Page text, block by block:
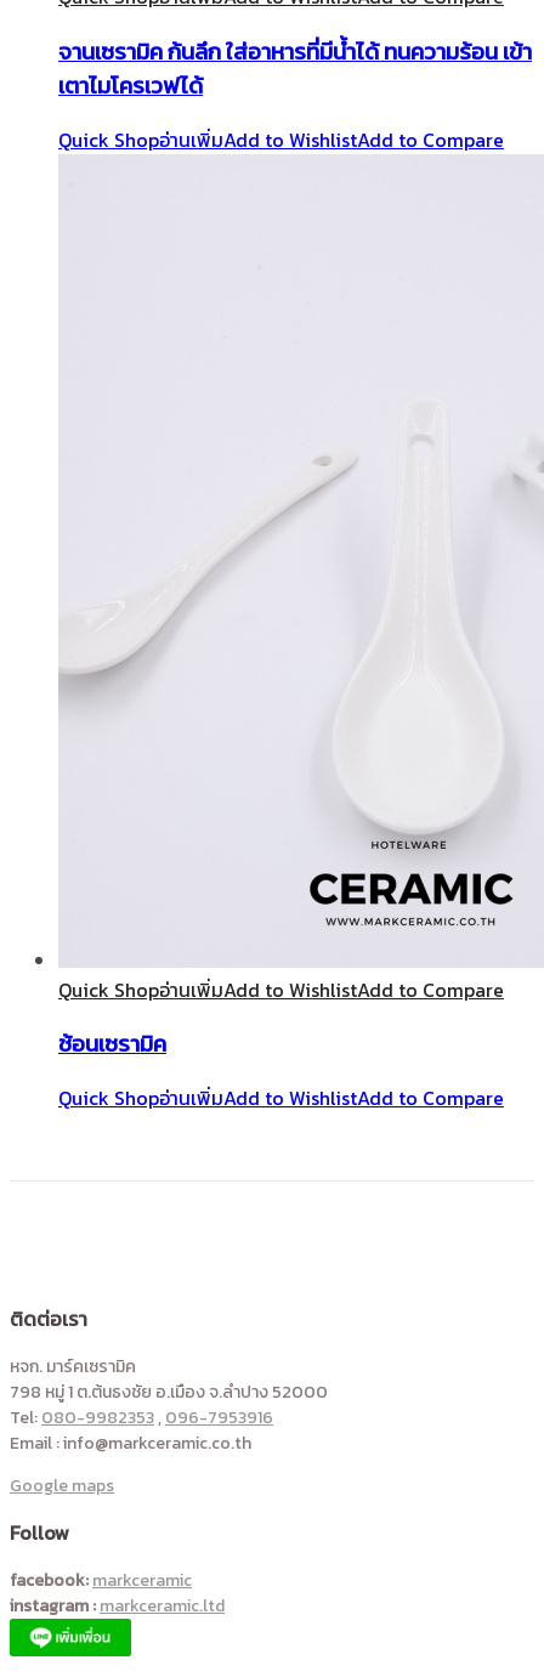
จานเซรามิค ก้นลึก ใส่อาหารที่มีน้ำได้ ทนความร้อน เข้า
เตาไมโครเวฟได้
Quick Shopอ่านเพิ่มAdd to WishlistAdd to Compare
Quick Shopอ่านเพิ่มAdd to WishlistAdd to Compare
ช้อนเซรามิค
Quick Shopอ่านเพิ่มAdd to WishlistAdd to Compare
ติดต่อเรา
หจก. มาร์คเซรามิค
798 หมู่ 1 ต.ต้นธงชัย อ.เมือง จ.ลำปาง 52000
Tel:080-9982353,096-7953916
Email : info@markceramic.co.th
Google maps
Follow
facebook:markceramic
instagram :markceramic.ltd